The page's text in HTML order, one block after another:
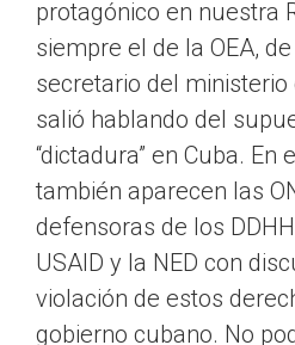
protagónico en nuestra
siempre el de la OEA,
secretario del ministerio
salió hablando del
“dictadura” en Cuba. En
también aparecen las
defensoras de los
USAID y la NED con
violación de estos
gobierno cubano. No